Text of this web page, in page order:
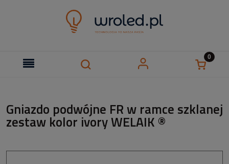
Gniazdo podwójne FR w ramce szklanej
zestaw kolor ivory WELAIK ®